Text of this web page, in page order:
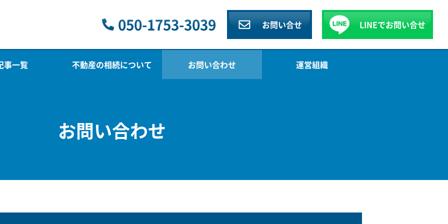
050-1753-3039 お問い合せ LINEでお問い合せ
事一覧 不動産の相続について お問い合わせ 運営組織
お問い合わせ